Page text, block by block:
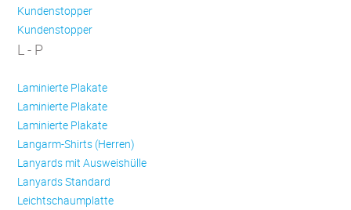
Kundenstopper
Kundenstopper
L - P
Laminierte Plakate
Laminierte Plakate
Laminierte Plakate
Langarm-Shirts (Herren)
Lanyards mit Ausweishülle
Lanyards Standard
Leichtschaumplatte